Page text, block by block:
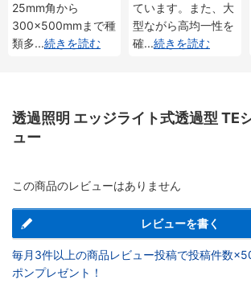
25mm角から
300×500mmまで種
類多...続きを読む
ています。また、大
型ながら高均一性を
確...続きを読む
透過照明 エッジライト式透過型 TE
ュー
この商品のレビューはありません
レビューを書く
毎月3件以上の商品レビュー投稿で投稿件数
ポンプレゼント！